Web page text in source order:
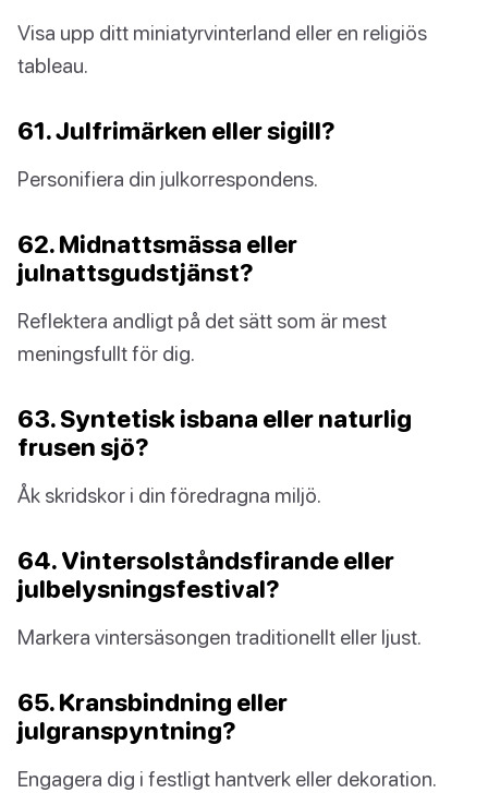
Visa upp ditt miniatyrvinterland eller en religiös
tableau.
61. Julfrimärken eller sigill?
Personifiera din julkorrespondens.
62. Midnattsmässa eller
julnattsgudstjänst?
Reflektera andligt på det sätt som är mest
meningsfullt för dig.
63. Syntetisk isbana eller naturlig
frusen sjö?
Åk skridskor i din föredragna miljö.
64. Vintersolståndsfirande eller
julbelysningsfestival?
Markera vintersäsongen traditionellt eller ljust.
65. Kransbindning eller
julgranspyntning?
Engagera dig i festligt hantverk eller dekoration.